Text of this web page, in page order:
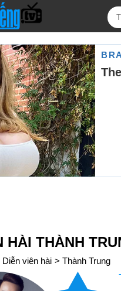
HÀI THÀNH
Diễn viên hài > Thành Trung